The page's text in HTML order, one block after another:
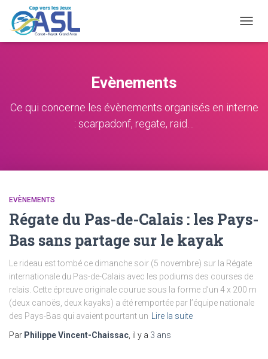
LA
Evènements
Ce qui concerne les évènements organisés en interne
: scarpadonf, regate, raid…
EVÈNEMENTS
Régate du Pas-de-Calais : les Pays-
Bas sans partage sur le kayak
Le rideau est tombé ce dimanche soir (5 novembre) sur la Régate
internationale du Pas-de-Calais avec les podiums des courses de
relais. Cette épreuve originale courue sous la forme d’un 4 x 200 m
(deux canoës, deux kayaks) a été remportée par l’équipe nationale
des Pays-Bas qui avaient pourtant un
Lire la suite
Par Philippe Vincent-Chaissac , il y a 3 ans